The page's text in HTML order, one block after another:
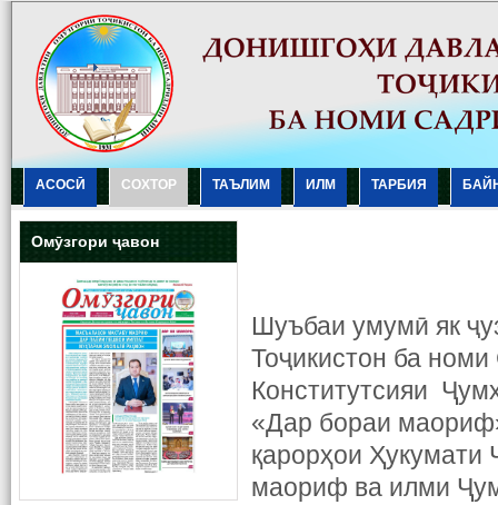
АСОСӢ СОХТОР ТАЪЛИМ ИЛМ ТАРБИЯ
Омӯзгори ҷавон
Шуъбаи умумӣ як
Тоҷикистон ба
Конститутсияи
«Дар бораи
қарорҳои Ҳукумати
маориф ва илми